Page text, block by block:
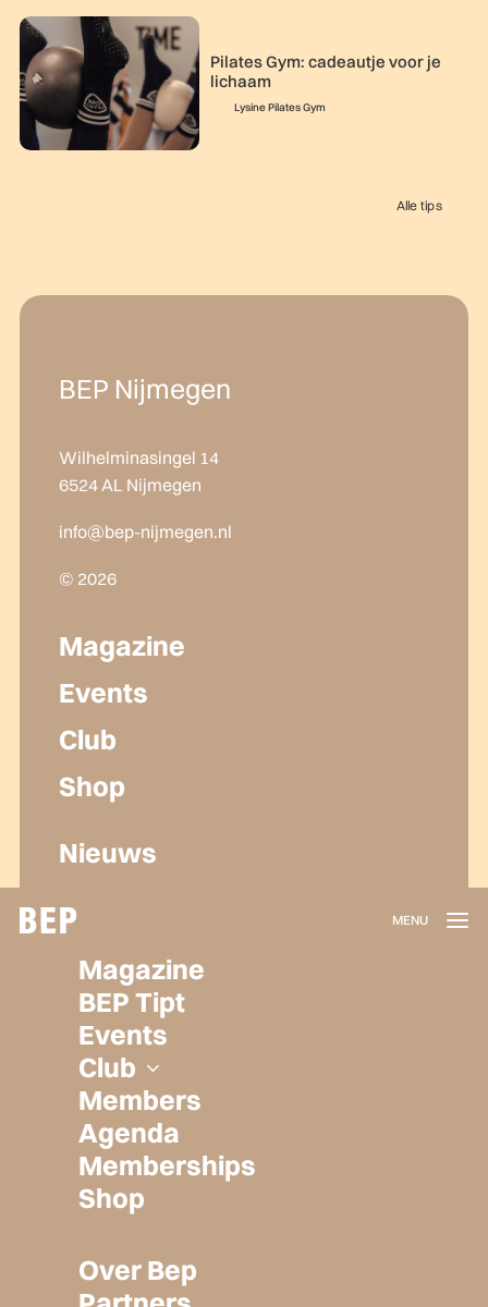
Magazine
BEP Tipt
Events
Club
Members
Agenda
Memberships
Shop
Over Bep
Pilates Gym: cadeautje voor je
lichaam
Lysine Pilates Gym
Alle tips
BEP Nijmegen
Wilhelminasingel 14
6524 AL Nijmegen
info@bep-nijmegen.nl
© 2026
Magazine
Events
Club
Shop
Nieuws
Lidmaatschap
Herroepen
Privacy policy
Algemene voorwaarden